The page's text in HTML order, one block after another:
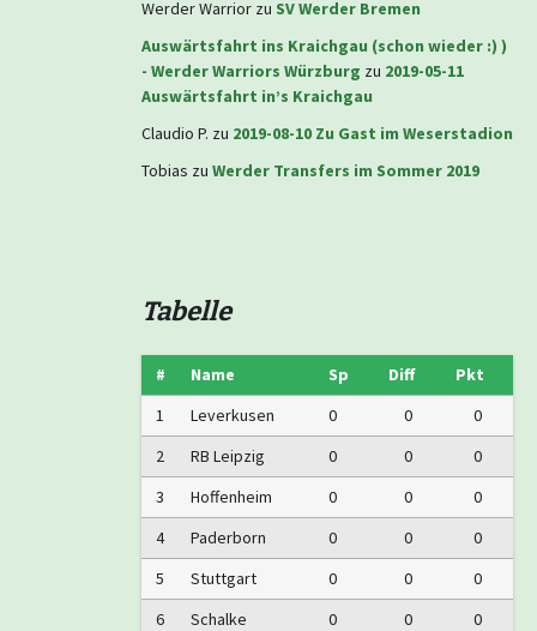
Werder Warrior zu SV Werder Bremen
Auswärtsfahrt ins Kraichgau (schon wieder :) )
- Werder Warriors Würzburg zu 2019-05-11
Auswärtsfahrt in’s Kraichgau
Claudio P. zu 2019-08-10 Zu Gast im Weserstadion
Tobias zu Werder Transfers im Sommer 2019
Tabelle
# Name Sp Diff
Pkt
1
Leverkusen 0 0
0
2
RB Leipzig 0 0
0
3
Hoffenheim 0 0
0
4
Paderborn 0 0
0
5
Stuttgart 0 0
0
6
Schalke 0 0
0